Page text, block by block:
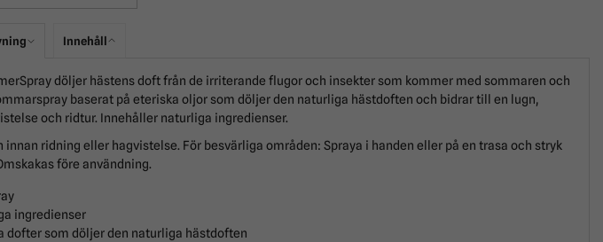
Innehåll
döljer hästens doft från de irriterande flugor och insekter som kommer med sommaren och
baserat på eteriska oljor som döljer den naturliga hästdoften och bidrar till en lugn,
och ridtur. Innehåller naturliga ingredienser.
innan ridning eller hagvistelse. För besvärliga områden: Spraya i handen eller på en trasa och stryk
före användning.
ingredienser
dofter som döljer den naturliga hästdoften